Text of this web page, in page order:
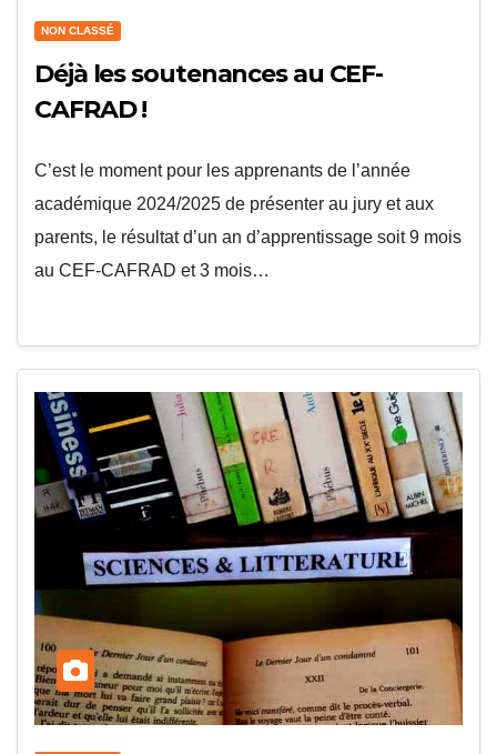
NON CLASSÉ
Déjà les soutenances au CEF-
CAFRAD !
C’est le moment pour les apprenants de l’année
académique 2024/2025 de présenter au jury et aux
parents, le résultat d’un an d’apprentissage soit 9 mois
au CEF-CAFRAD et 3 mois…